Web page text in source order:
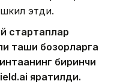
этди.
стартаплар
ташқи бозорларга
биринчи
яратилди.